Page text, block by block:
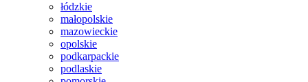
łódzkie
małopolskie
mazowieckie
opolskie
podkarpackie
podlaskie